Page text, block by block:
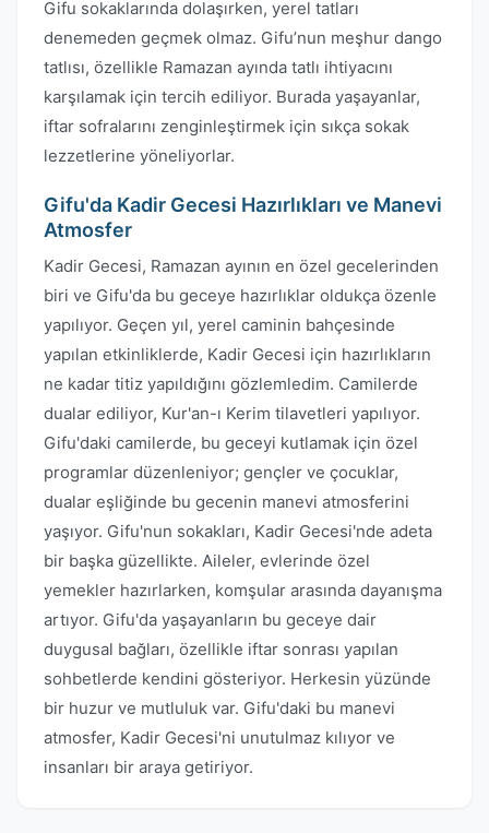
Gifu sokaklarında dolaşırken, yerel tatları
denemeden geçmek olmaz. Gifu’nun meşhur dango
tatlısı, özellikle Ramazan ayında tatlı ihtiyacını
karşılamak için tercih ediliyor. Burada yaşayanlar,
iftar sofralarını zenginleştirmek için sıkça sokak
lezzetlerine yöneliyorlar.
Gifu'da Kadir Gecesi Hazırlıkları ve Manevi
Atmosfer
Kadir Gecesi, Ramazan ayının en özel gecelerinden
biri ve Gifu'da bu geceye hazırlıklar oldukça özenle
yapılıyor. Geçen yıl, yerel caminin bahçesinde
yapılan etkinliklerde, Kadir Gecesi için hazırlıkların
ne kadar titiz yapıldığını gözlemledim. Camilerde
dualar ediliyor, Kur'an-ı Kerim tilavetleri yapılıyor.
Gifu'daki camilerde, bu geceyi kutlamak için özel
programlar düzenleniyor; gençler ve çocuklar,
dualar eşliğinde bu gecenin manevi atmosferini
yaşıyor. Gifu'nun sokakları, Kadir Gecesi'nde adeta
bir başka güzellikte. Aileler, evlerinde özel
yemekler hazırlarken, komşular arasında dayanışma
artıyor. Gifu'da yaşayanların bu geceye dair
duygusal bağları, özellikle iftar sonrası yapılan
sohbetlerde kendini gösteriyor. Herkesin yüzünde
bir huzur ve mutluluk var. Gifu'daki bu manevi
atmosfer, Kadir Gecesi'ni unutulmaz kılıyor ve
insanları bir araya getiriyor.